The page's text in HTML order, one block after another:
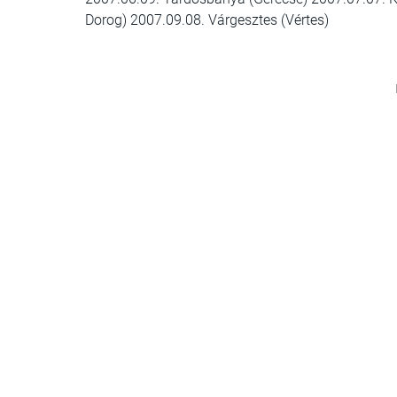
Dorog) 2007.09.08. Várgesztes (Vértes)